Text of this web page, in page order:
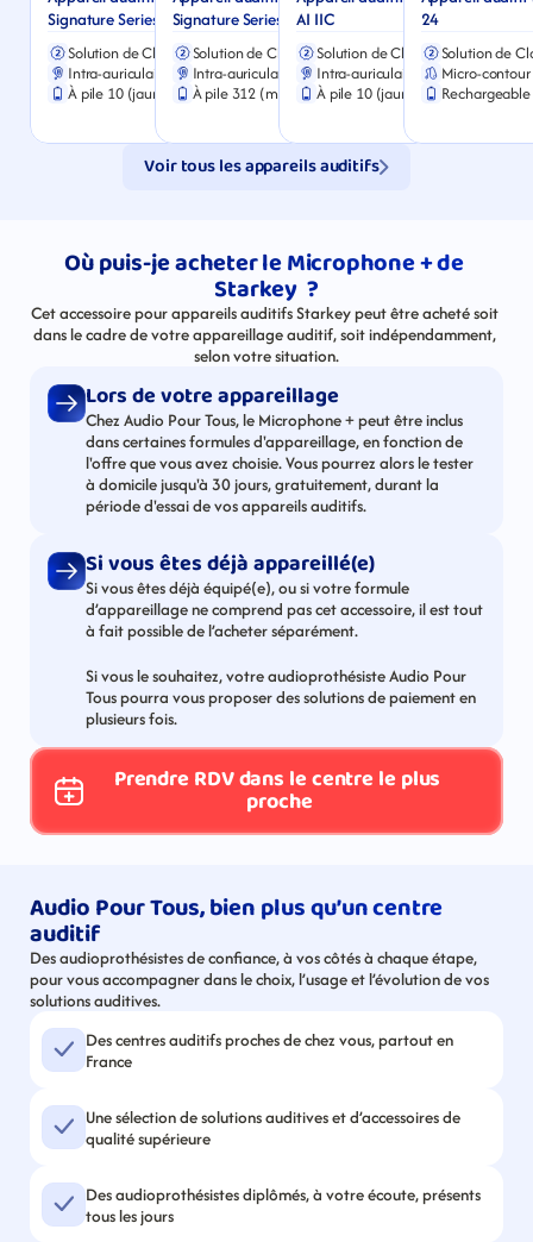
Signature Series CIC-10
Solution de Classe 2
Intra-auriculaire
À pile 10 (jaune)
Signature Series CIC-312
Solution de Classe 2
Intra-auriculaire
À pile 312 (marron)
AI IIC
Solution de Classe 2
Intra-auriculaire
À pile 10 (jaune)
24
Solution de
Micro-contour
Voir tous les appareils auditifs
Où puis-je acheter le Microphone + de
Starkey  ?
Cet accessoire pour appareils auditifs Starkey peut être acheté soit
dans le cadre de votre appareillage auditif, soit indépendamment,
selon votre situation.
Lors de votre appareillage
Chez Audio Pour Tous, le Microphone + peut être inclus
dans certaines formules d'appareillage, en fonction de
l'offre que vous avez choisie. Vous pourrez alors le tester
à domicile jusqu'à 30 jours, gratuitement, durant la
période d'essai de vos appareils auditifs.
Si vous êtes déjà appareillé(e)
Si vous êtes déjà équipé(e), ou si votre formule
d’appareillage ne comprend pas cet accessoire, il est tout
à fait possible de l’acheter séparément.
Si vous le souhaitez, votre audioprothésiste Audio Pour
Tous pourra vous proposer des solutions de paiement en
plusieurs fois.
Prendre RDV dans le centre le plus
proche
Audio Pour Tous, bien plus qu’un centre
auditif
Des audioprothésistes de confiance, à vos côtés à chaque étape,
pour vous accompagner dans le choix, l’usage et l’évolution de vos
solutions auditives.
Des centres auditifs proches de chez vous, partout en
France
Une sélection de solutions auditives et d’accessoires de
qualité supérieure
Des audioprothésistes diplômés, à votre écoute, présents
tous les jours